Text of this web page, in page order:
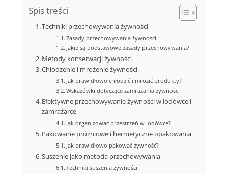
Spis treści
Techniki przechowywania żywności
Zasady przechowywania żywności
Jakie są podstawowe zasady przechowywania?
Metody konserwacji żywności
Chłodzenie i mrożenie żywności
Jak prawidłowo chłodzić i mrozić produkty?
Wskazówki dotyczące zamrażania żywności
Efektywne przechowywanie żywności w lodówce i
zamrażarce
Jak organizować przestrzeń w lodówce?
Pakowanie próżniowe i hermetyczne opakowania
Jak prawidłowo pakować żywność?
Suszenie jako metoda przechowywania
Techniki suszenia żywności